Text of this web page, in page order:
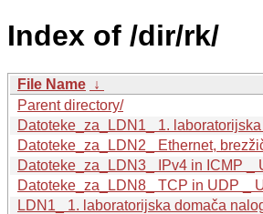
Index of /dir/rk/
File Name ↓
Parent directory/
Datoteke_za_LDN1_ 1.
Datoteke_za_LDN2_ Ethernet,
Datoteke_za_LDN3_ IPv4 in ICMP _
Datoteke_za_LDN8_ TCP in UDP _
LDN1_ 1. laboratorijska domača